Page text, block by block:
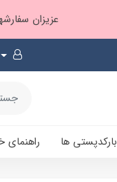
عزیزان سفارشها ۱ تا ۲ روز بعد از ثبت، از طریق پست پیشتاز ارسال و بارکدپستی پیامک
بارکدپستی ها راهنمای